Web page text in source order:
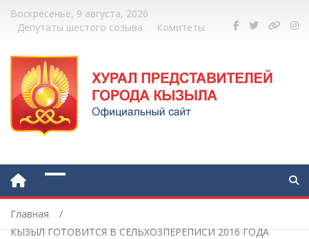
Воскресенье, 9 августа, 2026
Депутаты шестого созыва
Комитеты
Главная
КЫЗЫЛ ГОТОВИТСЯ В СЕЛЬХОЗПЕРЕПИСИ 2016 ГОДА